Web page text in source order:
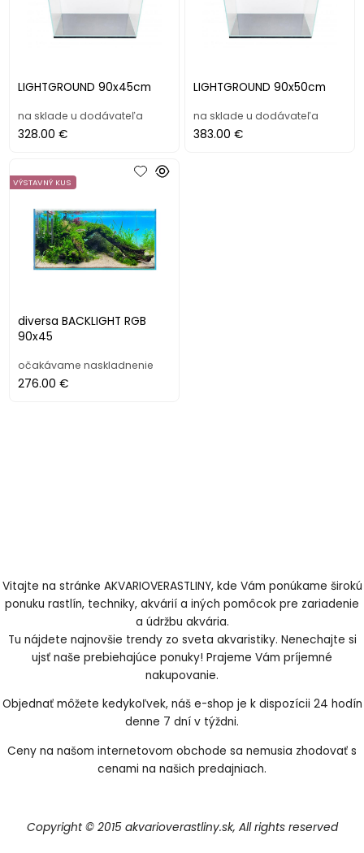
LIGHTGROUND 90x45cm
na sklade u dodávateľa
328.00 €
LIGHTGROUND 90x50cm
na sklade u dodávateľa
383.00 €
diversa BACKLIGHT RGB
90x45
VÝSTAVNÝ KUS
očakávame naskladnenie
276.00 €
Vitajte na stránke AKVARIOVERASTLINY, kde Vám ponúkame širokú
ponuku rastlín, techniky, akvárií a iných pomôcok pre zariadenie
a údržbu akvária.
Tu nájdete najnovšie trendy zo sveta akvaristiky. Nenechajte si
ujsť naše prebiehajúce ponuky! Prajeme Vám príjemné
nakupovanie.
Objednať môžete kedykoľvek, náš e-shop je k dispozícii 24 hodín
denne 7 dní v týždni.
Ceny na našom internetovom obchode sa nemusia zhodovať s
cenami na našich predajniach.
Copyright © 2015 akvarioverastliny.sk, All rights reserved